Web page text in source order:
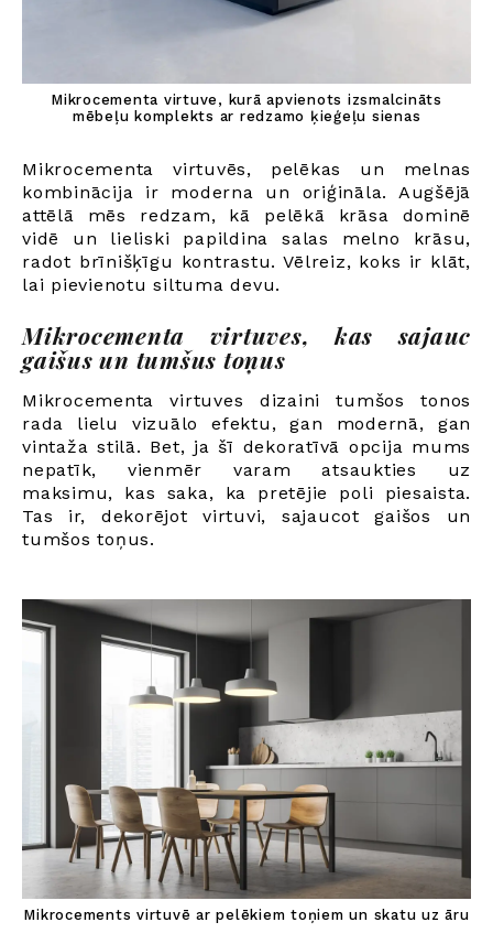
Mikrocementa virtuve, kurā apvienots izsmalcināts
mēbeļu komplekts ar redzamo ķieģeļu sienas
Mikrocementa virtuvēs, pelēkas un melnas
kombinācija ir moderna un oriģināla. Augšējā
attēlā mēs redzam, kā pelēkā krāsa dominē
vidē un lieliski papildina salas melno krāsu,
radot brīnišķīgu kontrastu. Vēlreiz, koks ir klāt,
lai pievienotu siltuma devu.
Mikrocementa virtuves, kas sajauc
gaišus un tumšus toņus
Mikrocementa virtuves dizaini tumšos tonos
rada lielu vizuālo efektu, gan modernā, gan
vintaža stilā. Bet, ja šī dekoratīvā opcija mums
nepatīk, vienmēr varam atsaukties uz
maksimu, kas saka, ka pretējie poli piesaista.
Tas ir, dekorējot virtuvi, sajaucot gaišos un
tumšos toņus.
Mikrocements virtuvē ar pelēkiem toņiem un skatu uz āru